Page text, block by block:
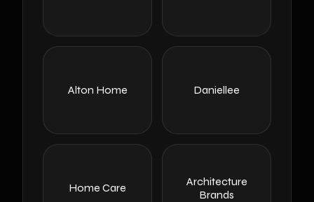
Daniellee
Alton Home
Architecture
Brands
Home Care